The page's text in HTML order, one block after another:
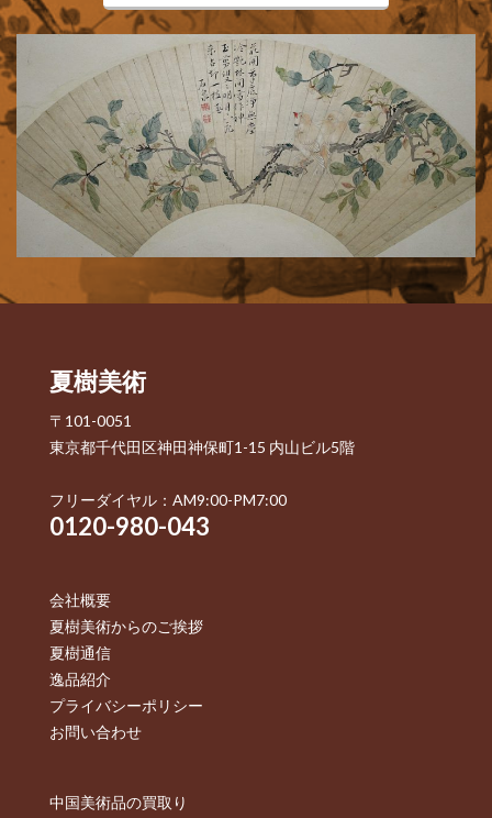
夏樹美術
〒101-0051
東京都千代田区神田神保町1-15 内山ビル5階
フリーダイヤル：AM9:00-PM7:00
0120-980-043
会社概要
夏樹美術からのご挨拶
夏樹通信
逸品紹介
プライバシーポリシー
お問い合わせ
中国美術品の買取り